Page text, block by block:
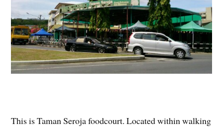
This is Taman Seroja foodcourt. Located within walking